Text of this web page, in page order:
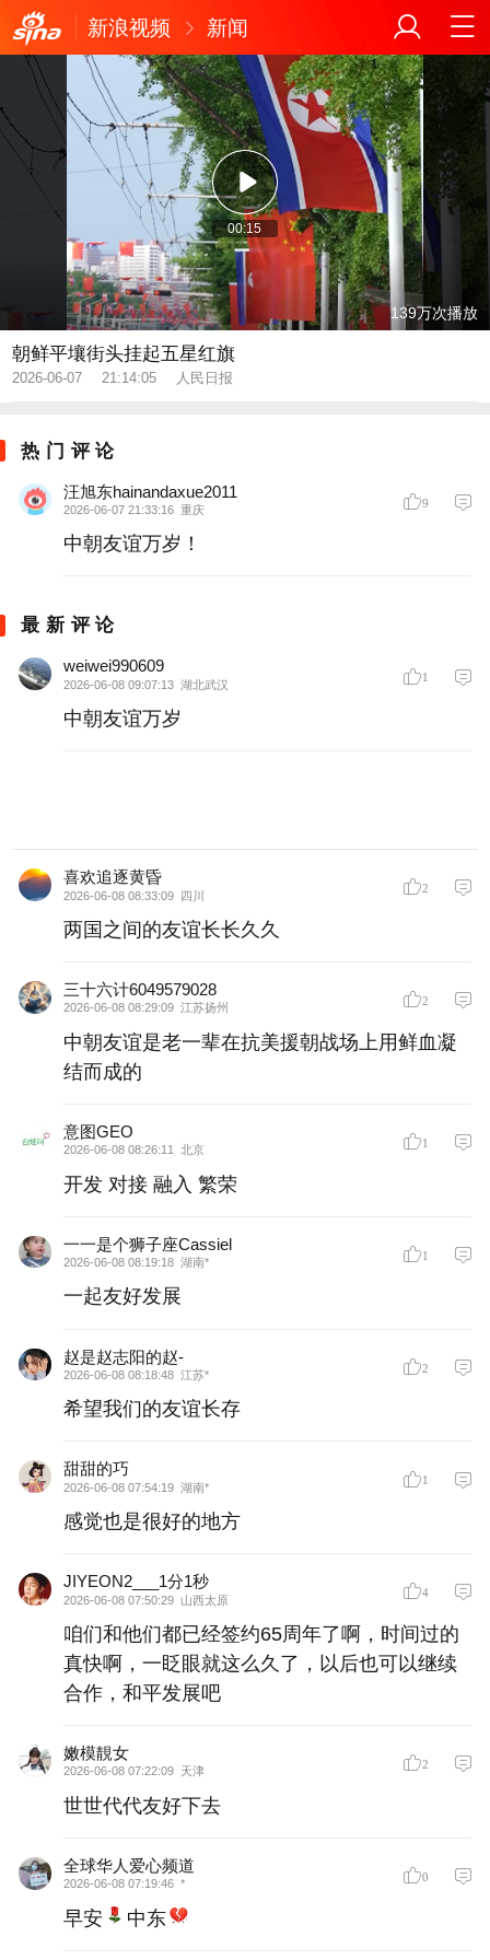
新浪视频 新闻
00:15
139万
朝鲜平壤街头挂起五星红旗
2026-06-07 21:14:05 人民日报
热门评论
汪旭东hainandaxue2011
2026-06-07 21:33:16 重庆
9
中朝友谊万岁！
最新评论
weiwei990609
2026-06-08 09:07:13 湖北武汉
1
中朝友谊万岁
喜欢追逐黄昏
2026-06-08 08:33:09 四川
2
两国之间的友谊长长久久
三十六计6049579028
2026-06-08 08:29:09 江苏扬州
2
中朝友谊是老一辈在抗美援朝战场上用鲜血凝
结而成的
意图GEO
2026-06-08 08:26:11 北京
1
开发 对接 融入 繁荣
一一是个狮子座Cassiel
2026-06-08 08:19:18 湖南*
1
一起友好发展
赵是赵志阳的赵-
2026-06-08 08:18:48 江苏*
2
希望我们的友谊长存
甜甜的巧
2026-06-08 07:54:19 湖南*
1
感觉也是很好的地方
JIYEON2___1分1秒
2026-06-08 07:50:29 山西太原
4
咱们和他们都已经签约65周年了啊，时间过的
真快啊，一眨眼就这么久了，以后也可以继续
合作，和平发展吧
嫩模靚女
2026-06-08 07:22:09 天津
2
世世代代友好下去
全球华人爱心频道
2026-06-08 07:19:46 *
0
早安 中东